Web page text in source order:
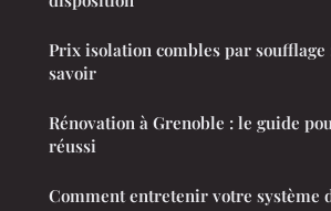
Prix isolation combles par
savoir
Rénovation à Grenoble : le guide
réussi
Comment entretenir votre système